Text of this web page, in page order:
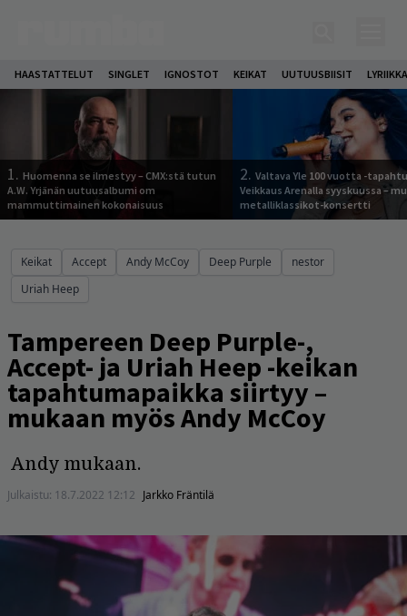
HAASTATTELUT SINGLET IGNOSTOT KEIKAT UUTUUSBIISIT
1. Huomenna se ilmestyy – CMX:stä tutun
A.W. Yrjänän uutuusalbumi om
mammuttimainen kokonaisuus
2. Valtava Yle 100 vuotta -
Veikkaus Arenalla syyskuussa –
metalliklassikot-konsertti
Keikat Accept Andy McCoy Deep Purple
nestor
Uriah Heep
Tampereen Deep Purple-,
Accept- ja Uriah Heep -keikan
tapahtumapaikka siirtyy –
mukaan myös Andy McCoy
Andy mukaan.
Julkaistu: 18.7.2022 12:12 Jarkko Fräntilä